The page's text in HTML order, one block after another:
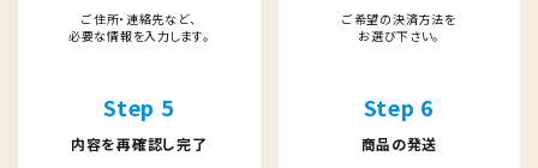
ご住所・連絡先など、
必要な情報を入力します。
ご希望の決済方法を
お選び下さい。
Step 5
内容を再確認し完了
Step 6
商品の発送